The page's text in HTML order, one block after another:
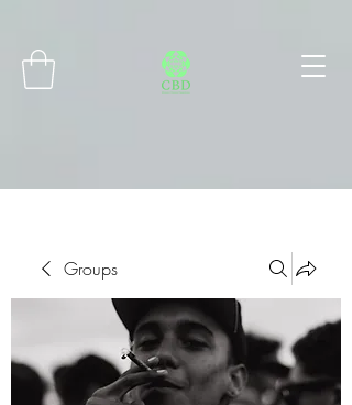
Groups